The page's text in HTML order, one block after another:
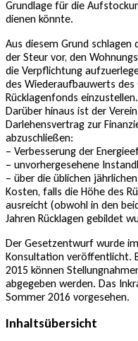
Grundlage für die
dienen könnte.
Aus diesem Grund schlagen
der Steur vor, den
die Verpflichtung
des Wiederaufbauwerts des
Rücklagenfonds einzustellen.
Darüber hinaus ist der
Darlehensvertrag zur
abzuschließen:
– Verbesserung der
– unvorhergesehene
– über die üblichen
Kosten, falls die Höhe des
ausreicht (obwohl in den
Jahren Rücklagen gebildet
Der Gesetzentwurf wurde
Konsultation veröffentlicht.
2015 können
abgegeben werden. Das
Sommer 2016 vorgesehen.
Inhaltsübersicht